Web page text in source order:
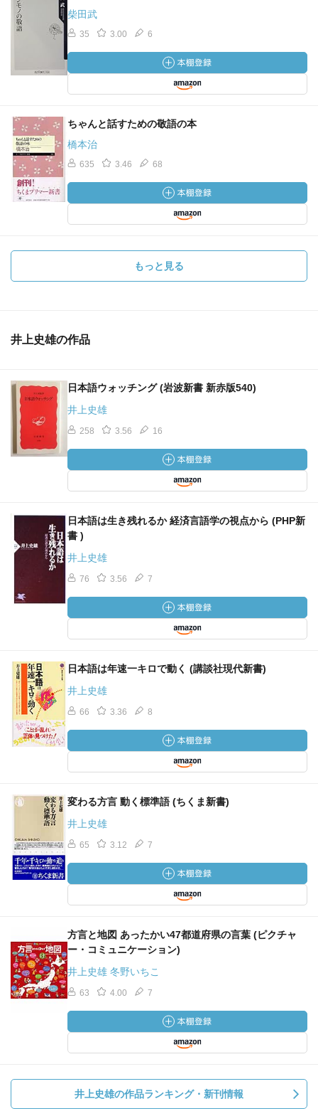
人がいる。
・中年層または高年層が採用のピークになる現象はことば
以外に、個人の生涯での貯蓄額や資産の増加が典型。節分
の巻きずし（恵方巻き）購入者のピークが40代である。
柴田武
35 3.00 6
ちゃんと話すための敬語の本
橋本治
635 3.46 68
もっと見る
井上史雄の作品
日本語ウォッチング (岩波新書 新赤版540)
井上史雄
258 3.56 16
日本語は生き残れるか 経済言語学の視点から (PHP新
書 )
井上史雄
76 3.56 7
日本語は年速一キロで動く (講談社現代新書)
井上史雄
66 3.36 8
変わる方言 動く標準語 (ちくま新書)
井上史雄
65 3.12 7
方言と地図 あったかい47都道府県の言葉 (ピクチャ
ー・コミュニケーション)
井上史雄 冬野いちこ
63 4.00 7
井上史雄の作品ランキング・新刊情報